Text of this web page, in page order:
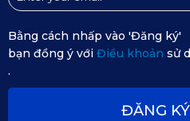
Bằng cách nhấp vào 'Đăng ký'
bạn đồng ý với Điều khoản sử
.
ĐĂNG